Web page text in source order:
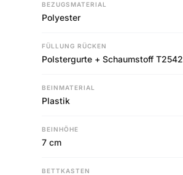
BEZUGSMATERIAL
Polyester
FÜLLUNG RÜCKEN
Polstergurte + Schaumstoff T2542
BEINMATERIAL
Plastik
BEINHÖHE
7 cm
BETTKASTEN